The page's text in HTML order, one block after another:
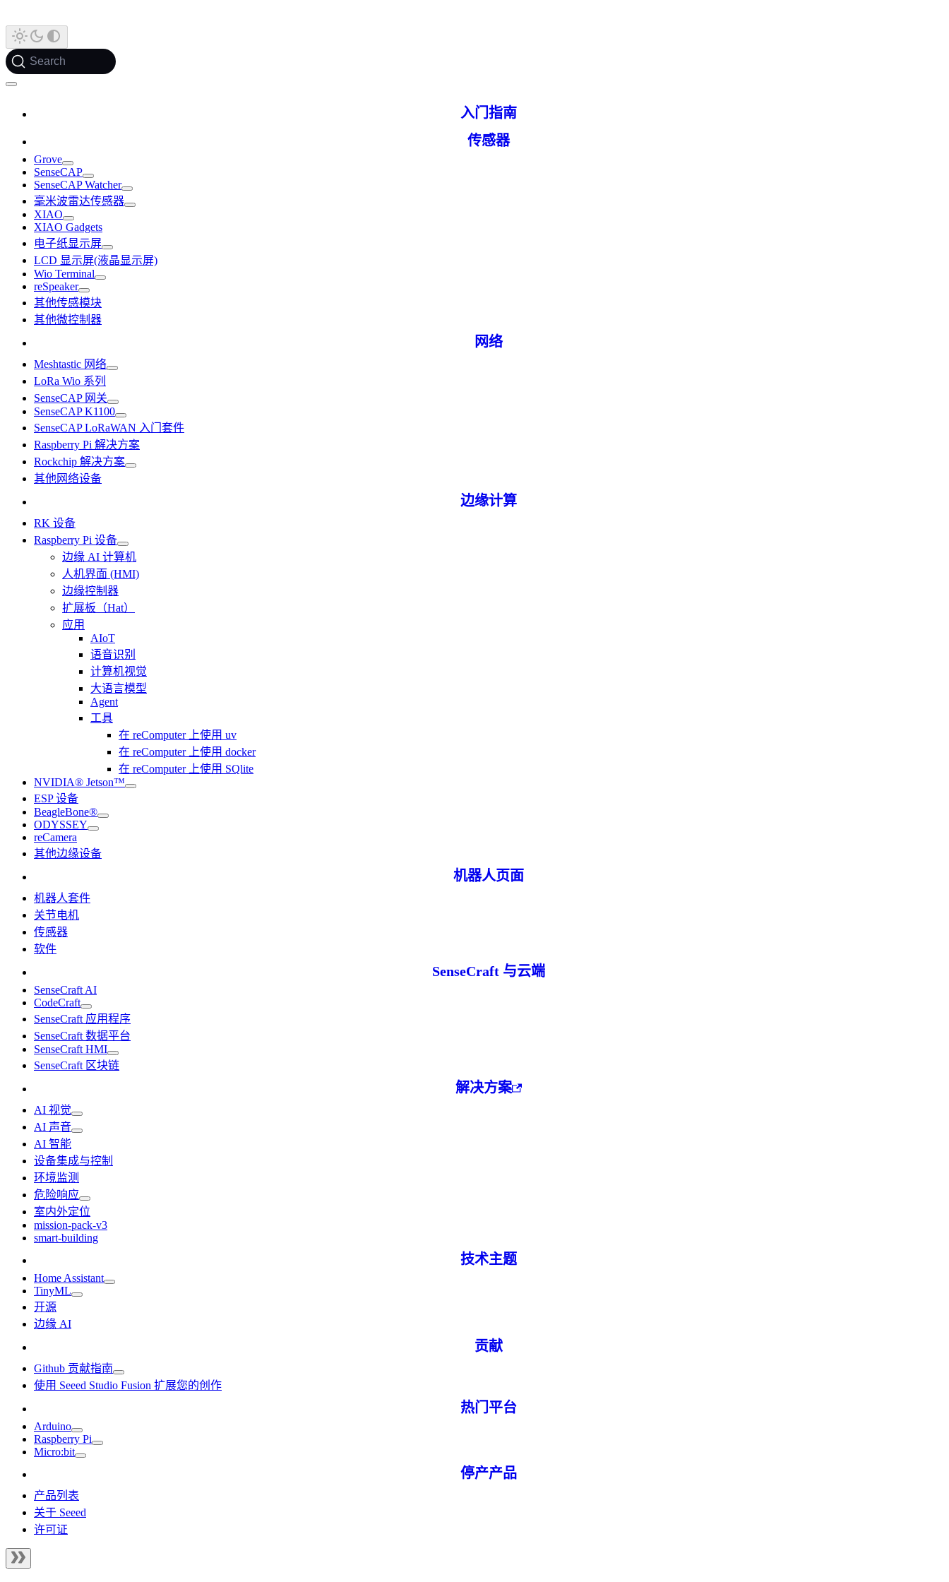
Search
入门指南
传感器
Grove
SenseCAP
SenseCAP Watcher
毫米波雷达传感器
XIAO
XIAO Gadgets
电子纸显示屏
LCD 显示屏(液晶显示屏)
Wio Terminal
reSpeaker
其他传感模块
其他微控制器
网络
Meshtastic 网络
LoRa Wio 系列
SenseCAP 网关
SenseCAP K1100
SenseCAP LoRaWAN 入门套件
Raspberry Pi 解决方案
Rockchip 解决方案
其他网络设备
边缘计算
RK 设备
Raspberry Pi 设备
边缘 AI 计算机
人机界面 (HMI)
边缘控制器
扩展板（Hat）
应用
AIoT
语音识别
计算机视觉
大语言模型
Agent
工具
在 reComputer 上使用 uv
在 reComputer 上使用 docker
在 reComputer 上使用 SQlite
NVIDIA® Jetson™
ESP 设备
BeagleBone®
ODYSSEY
reCamera
其他边缘设备
机器人页面
机器人套件
关节电机
传感器
软件
SenseCraft 与云端
SenseCraft AI
CodeCraft
SenseCraft 应用程序
SenseCraft 数据平台
SenseCraft HMI
SenseCraft 区块链
解决方案
AI 视觉
AI 声音
AI 智能
设备集成与控制
环境监测
危险响应
室内外定位
mission-pack-v3
smart-building
技术主题
Home Assistant
TinyML
开源
边缘 AI
贡献
Github 贡献指南
使用 Seeed Studio Fusion 扩展您的创作
热门平台
Arduino
Raspberry Pi
Micro:bit
停产产品
产品列表
关于 Seeed
许可证